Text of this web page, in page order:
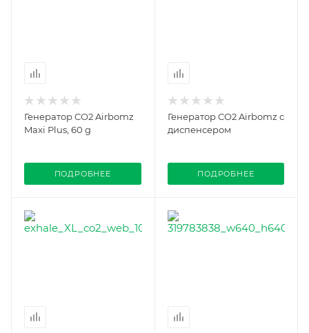
Генератор CO2 Airbomz
Maxi Plus, 60 g
ПОДРОБНЕЕ
Генератор CO2 Airbomz с
диспенсером
ПОДРОБНЕЕ